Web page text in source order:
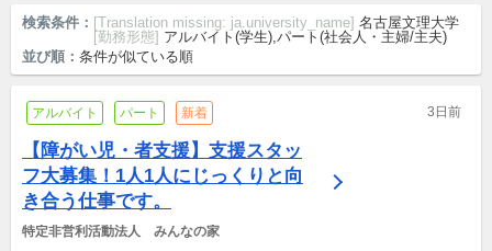
検索条件： [Translation missing: ja.university_name] 名古屋文理大学
[勤務形態] アルバイト(学生),パート(社会人・主婦/主夫)
並び順： 条件が似ている順
アルバイト パート 新着 3日前
【障がい児・者支援】支援スタッ
フ大募集！1人1人にじっくりと向
き合う仕事です。
特定非営利活動法人　みんなの家